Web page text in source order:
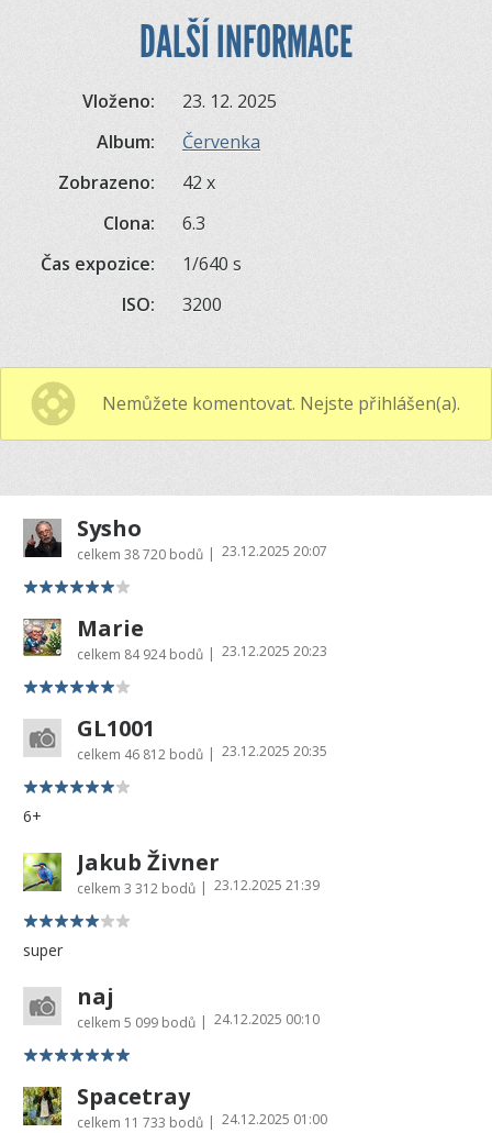
DALŠÍ INFORMACE
Vloženo:
23. 12. 2025
Album:
Červenka
Zobrazeno:
42 x
Clona:
6.3
Čas expozice:
1/640 s
ISO:
3200
Nemůžete komentovat. Nejste přihlášen(a).
Sysho
celkem 38 720 bodů | 23.12.2025 20:07
Marie
celkem 84 924 bodů | 23.12.2025 20:23
GL1001
celkem 46 812 bodů | 23.12.2025 20:35
6+
Jakub Živner
celkem 3 312 bodů | 23.12.2025 21:39
super
naj
celkem 5 099 bodů | 24.12.2025 00:10
Spacetray
celkem 11 733 bodů | 24.12.2025 01:00